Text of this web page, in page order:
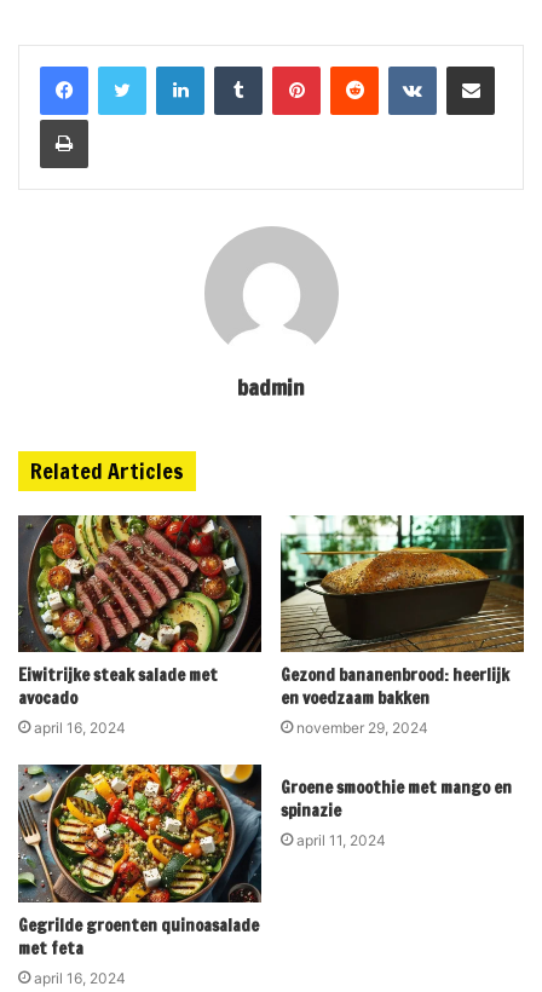
LinkedInTumblr PinterestReddit VKontakteShare via Email
Print
badmin
Related Articles
Eiwitrijke steak salade met
avocado
april 16, 2024
Gezond bananenbrood: heerlijk
en voedzaam bakken
november 29, 2024
Gegrilde groenten quinoasalade
met feta
april 16, 2024
Groene smoothie met mango en
spinazie
april 11, 2024